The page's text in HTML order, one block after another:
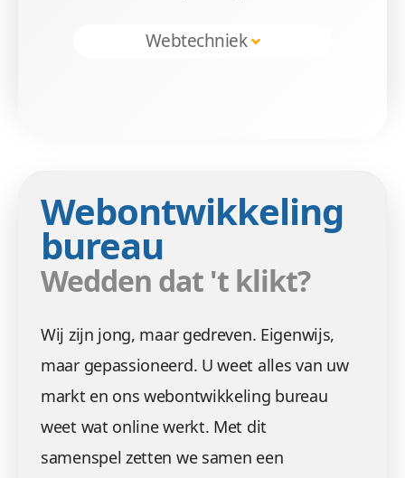
Webtechniek
Webontwikkeling
bureau
Wedden dat 't klikt?
Wij zijn jong, maar gedreven. Eigenwijs,
maar gepassioneerd. U weet alles van uw
markt en ons webontwikkeling bureau
weet wat online werkt. Met dit
samenspel zetten we samen een